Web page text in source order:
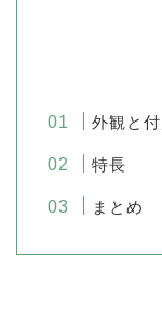
外観と
特長
まとめ